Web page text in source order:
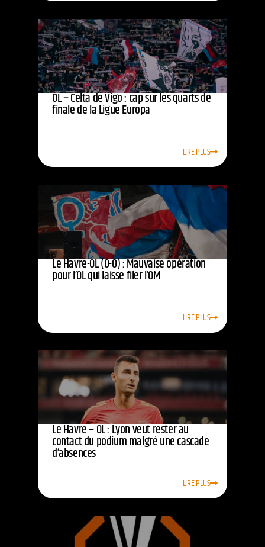
OL – Celta de Vigo : cap sur les quarts de
finale de la Ligue Europa
LIRE PLUS
Le Havre-OL (0-0) : Mauvaise opération
pour l’OL qui laisse filer l’OM
LIRE PLUS
Le Havre – OL : Lyon veut rester au
contact du podium malgré une cascade
d’absences
LIRE PLUS